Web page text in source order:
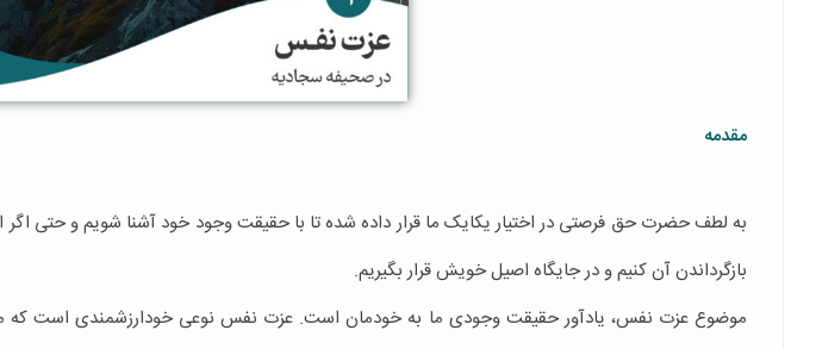
مقدمه
به لطف حضرت حق فرصتی در اختیار یکایک ما قرار داده شده تا با حقیقت وجود خود آشنا شویم و حتی
بازگرداندن آن کنیم و در جایگاه اصیل خویش قرار بگیریم.
موضوع عزت نفس، یادآور حقیقت وجودی ما به خودمان است. عزت نفس نوعی خودارزشمندی است که